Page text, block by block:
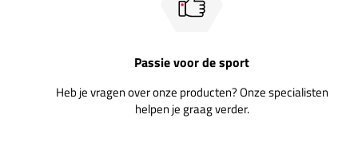
Passie voor de sport
Heb je vragen over onze producten? Onze specialisten
helpen je graag verder.